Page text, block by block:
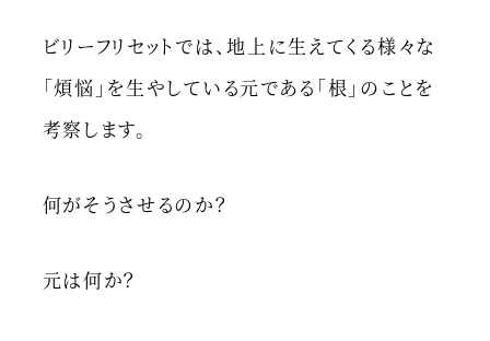
ビリーフリセットでは、地上に生えてくる様々な
「煩悩」を生やしている元である「根」のことを
考察します。
何がそうさせるのか？
元は何か？